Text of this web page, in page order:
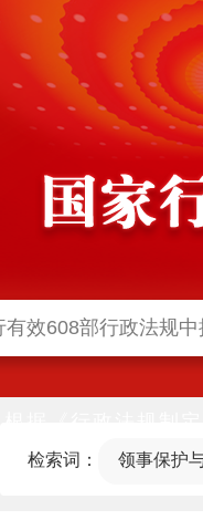
法部
检索词： 领事保护